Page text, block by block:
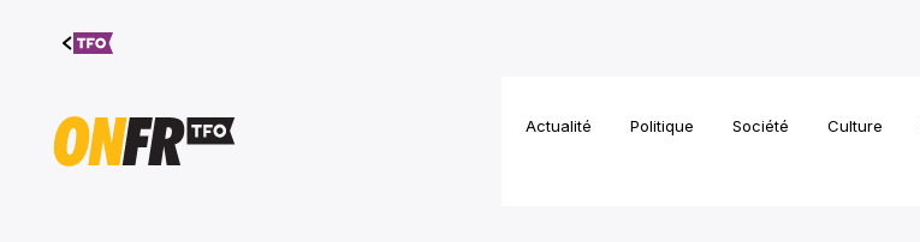
Aller au
contenu
Actualité Politique Société Culture